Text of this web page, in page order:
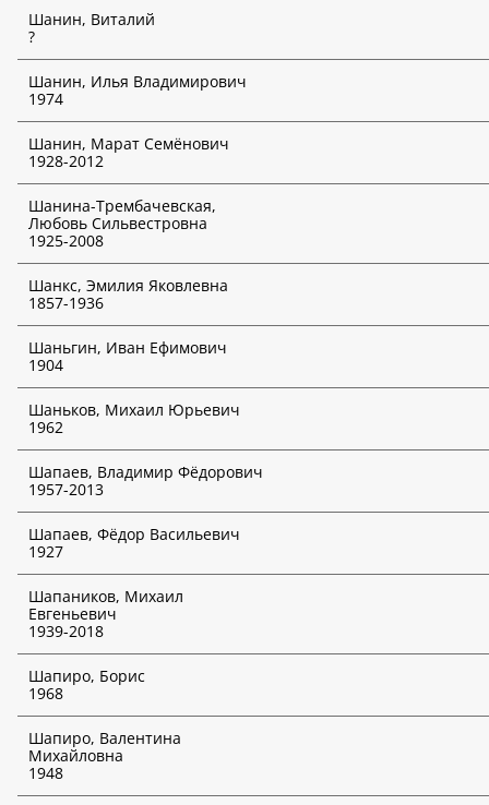
Дата аукциона*
Год
ИСКАТЬ
*Отмеченные функции доступны только для платных
подписчиков!
Шанин, Виталий
?
Шанин, Илья Владимирович
1974
Шанин, Марат Семёнович
1928-2012
Шанина-Трембачевская,
Любовь Сильвестровна
1925-2008
Шанкс, Эмилия Яковлевна
1857-1936
Шаньгин, Иван Ефимович
1904
Шаньков, Михаил Юрьевич
1962
Шапаев, Владимир Фёдорович
1957-2013
Шапаев, Фёдор Васильевич
1927
Шапаников, Михаил
Евгеньевич
1939-2018
Шапиро, Борис
1968
Шапиро, Валентина
Михайловна
1948